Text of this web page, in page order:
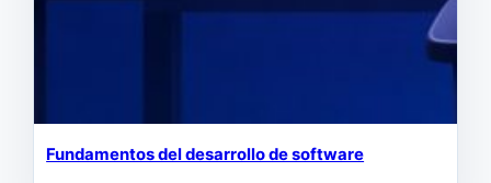
Fundamentos del desarrollo de software